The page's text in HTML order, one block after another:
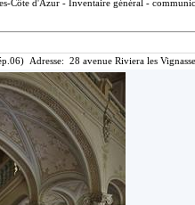
Côte d'Azur - Inventaire général -
Adresse: 28 avenue Riviera les